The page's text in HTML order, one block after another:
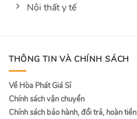
Nội thất y tế
THÔNG TIN VÀ CHÍNH SÁCH
Về Hòa Phát Giá Sỉ
Chính sách vận chuyển
Chính sách bảo hành, đổi trả, hoàn tiền